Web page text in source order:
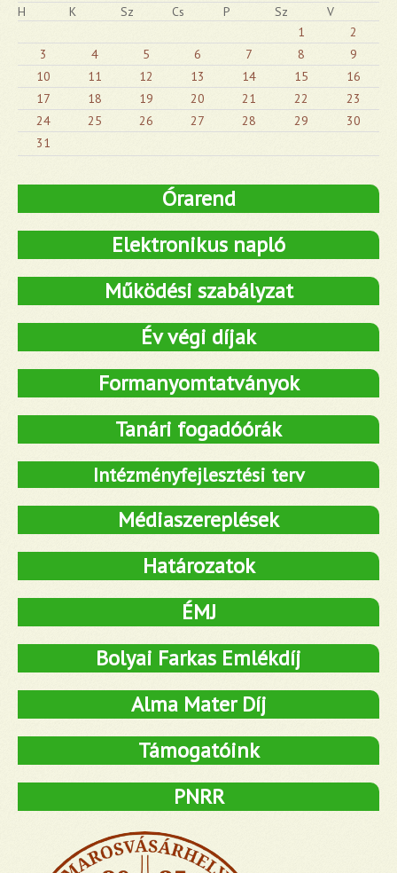
H
K Sz Cs P Sz
V
1
2
3
4 5 6 7 8
9
10
11 12 13 14 15
16
17
18 19 20 21 22
23
24
25 26 27 28 29
30
31
Órarend
Elektronikus napló
Működési szabályzat
Év végi díjak
Formanyomtatványok
Tanári fogadóórák
Intézményfejlesztési terv
Médiaszereplések
Határozatok
ÉMJ
Bolyai Farkas Emlékdíj
Alma Mater Díj
Támogatóink
PNRR